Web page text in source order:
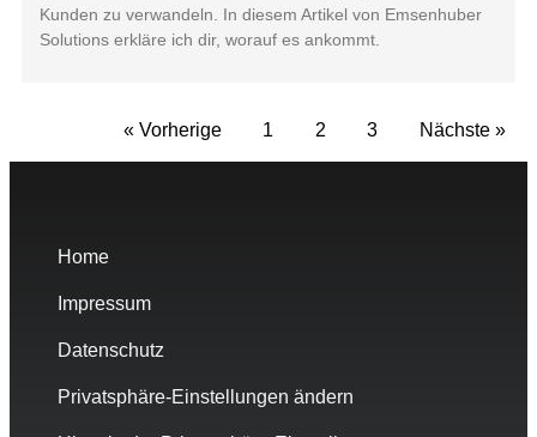
Kunden zu verwandeln. In diesem Artikel von Emsenhuber
Solutions erkläre ich dir, worauf es ankommt.
« Vorherige 1 2 3 Nächste »
Home
Impressum
Datenschutz
Privatsphäre-Einstellungen ändern